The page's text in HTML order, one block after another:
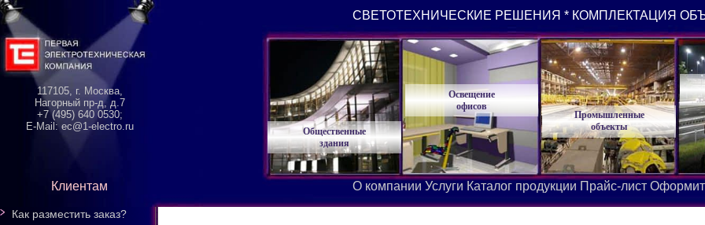
Как разместить заказ?
117105, г. Москва,
Нагорный пр-д, д.7
+7 (495) 640 0530;
E-Mail: ec@1-electro.ru
Клиентам
СВЕТОТЕХНИЧЕСКИЕ РЕШЕНИЯ * КОМПЛЕКТАЦИЯ
Общественные
здания
Освещение
офисов
Промышленные
объекты
О компании Услуги Каталог продукции Прайс-лист